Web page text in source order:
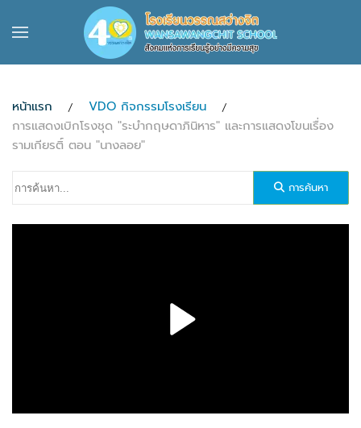
Skip to main content
หน้าแรก
VDO กิจกรรมโรงเรียน
การแสดงเบิกโรงชุด "ระบำกฤษดาภินิหาร" และการแสดงโขนเรื่อง
รามเกียรติ์ ตอน "นางลอย"
การค้นหา